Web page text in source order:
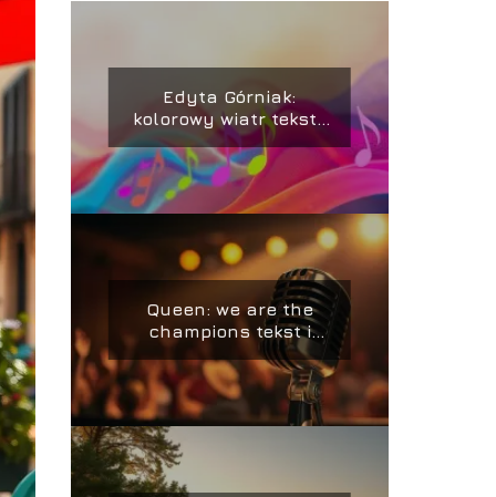
Edyta Górniak:
kolorowy wiatr tekst i
jego znaczenie w
muzyce
Queen: we are the
champions tekst i
jego znaczenie w
muzyce